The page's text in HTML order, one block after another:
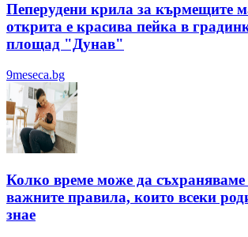
Пеперудени крила за кърмещите
открита е красива пейка в
площад "Дунав"
9meseca.bg
Колко време може да
важните правила, които всеки
знае